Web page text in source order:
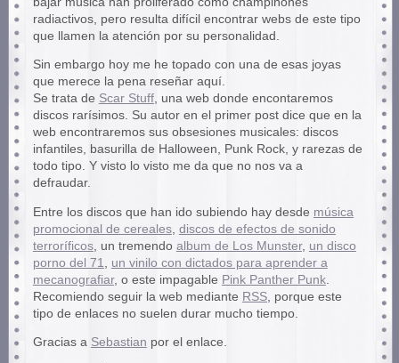
radiactivos, pero resulta difícil encontrar webs de este tipo
que llamen la atención por su personalidad.
Sin embargo hoy me he topado con una de esas joyas
que merece la pena reseñar aquí.
Se trata de Scar Stuff, una web donde encontaremos
discos rarísimos. Su autor en el primer post dice que en la
web encontraremos sus obsesiones musicales: discos
infantiles, basurilla de Halloween, Punk Rock, y rarezas de
todo tipo. Y visto lo visto me da que no nos va a
defraudar.
Entre los discos que han ido subiendo hay desde música
promocional de cereales, discos de efectos de sonido
terroríficos, un tremendo album de Los Munster, un disco
porno del 71
un vinilo con dictados para aprender a
mecanografiar, o este impagable Pink Panther Punk.
Recomiendo seguir la web mediante RSS, porque este
tipo de enlaces no suelen durar mucho tiempo.
Gracias a Sebastian por el enlace.